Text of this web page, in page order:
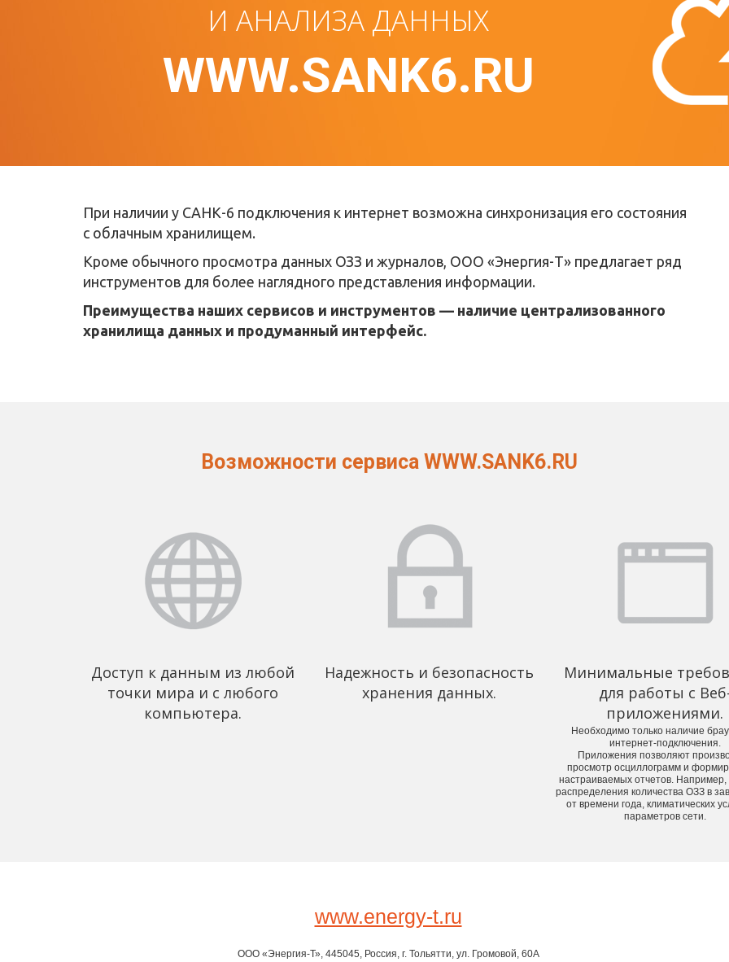
И АНАЛИЗА ДАННЫХ
WWW.SANK6.RU
При наличии у САНК-6 подключения к интернет возможна синхронизация его состояния
с облачным хранилищем.
Кроме обычного просмотра данных ОЗЗ и журналов, ООО «Энергия-Т» предлагает ряд
инструментов для более наглядного представления информации.
Преимущества наших сервисов и инструментов — наличие централизованного
хранилища данных и продуманный интерфейс.
Возможности сервиса WWW.SANK6.RU
Доступ к данным из любой
точки мира и с любого
компьютера.
Надежность и безопасность
хранения данных.
Минимальные
для работы с
приложениями.
Необходимо только наличие
интернет-подключения.
Приложения позволяют
просмотр осциллограмм и
настраиваемых отчетов. Например,
распределения количества ОЗЗ в
от времени года, климатических
параметров сети.
www.energy-t.ru
ООО «Энергия-Т», 445045, Россия, г. Тольятти, ул. Громовой, 60A